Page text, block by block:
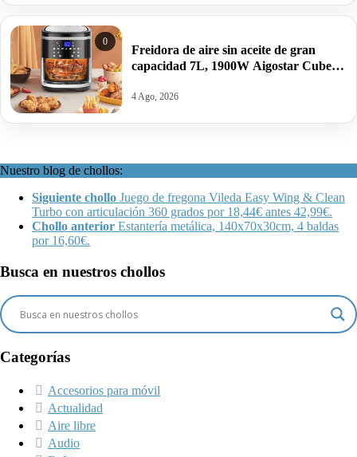
0
Freidora de aire sin aceite de gran
capacidad 7L, 1900W Aigostar Cube
4 Ago, 2026
Nuestro blog de chollos:
Siguiente chollo Juego de fregona Vileda Easy Wing & Clean
Turbo con articulación 360 grados por 18,44€ antes 42,99€.
Chollo anterior Estantería metálica, 140x70x30cm, 4 baldas
por 16,60€.
Busca en nuestros chollos
Categorías
Accesorios para móvil
Actualidad
Aire libre
Audio